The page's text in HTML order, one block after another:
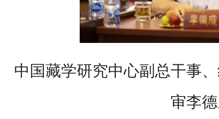
中国藏学研究中心副总干事
审李